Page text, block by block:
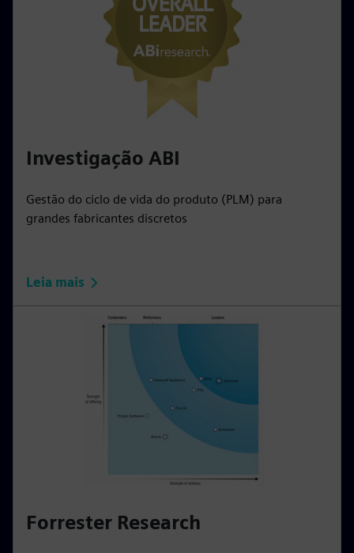
Investigação ABI
Gestão do ciclo de vida do produto (PLM) para
grandes fabricantes discretos
Leia mais
Forrester Research